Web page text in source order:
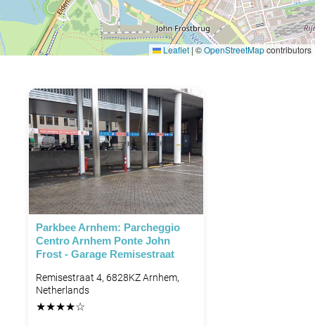
Leaflet | ©OpenStreetMapcontributors
Parkbee Arnhem: Parcheggio
Centro Arnhem Ponte John
Frost - Garage Remisestraat
Remisestraat 4, 6828KZ Arnhem,
Netherlands
★★★★☆